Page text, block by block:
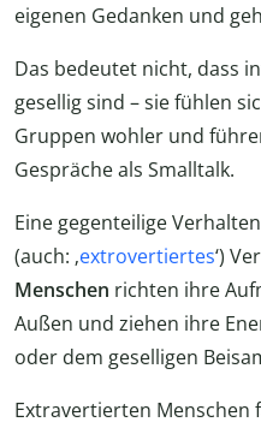
eigenen Gedanken und
Das bedeutet nicht, dass
gesellig sind – sie fühlen
Gruppen wohler und
Gespräche als Smalltalk.
Eine gegenteilige
(auch: ‚extrovertiertes‘)
Menschen richten ihre
Außen und ziehen ihre
oder dem geselligen
Extravertierten Menschen